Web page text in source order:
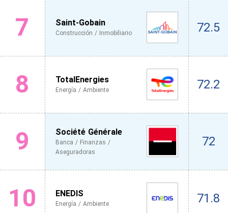
7 Saint-Gobain
Construcción / Inmobiliario 72.5
8 TotalEnergies
Energía / Ambiente 72.2
9 Société Générale
Banca / Finanzas /
Aseguradoras
72
10 ENEDIS
Energía / Ambiente 71.8